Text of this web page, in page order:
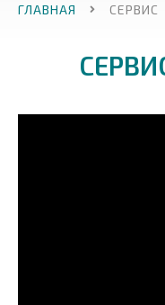
ГЛАВНАЯ СЕРВИС